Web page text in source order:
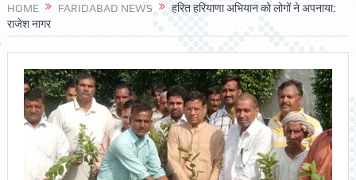
HOME FARIDABAD NEWS
हरित हरियाणा अभियान को लोगों ने अपनाया:
राजेश नागर